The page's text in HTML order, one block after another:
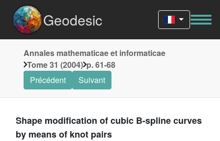
Geodesic
Annales mathematicae et informaticae
Tome 31 (2004) p. 61-68
Précédent
Suivant
Shape modification of cubic B-spline curves
by means of knot pairs